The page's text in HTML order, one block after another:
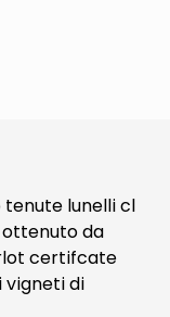
lunelli cl
ottenuto da
certifcate
vigneti di